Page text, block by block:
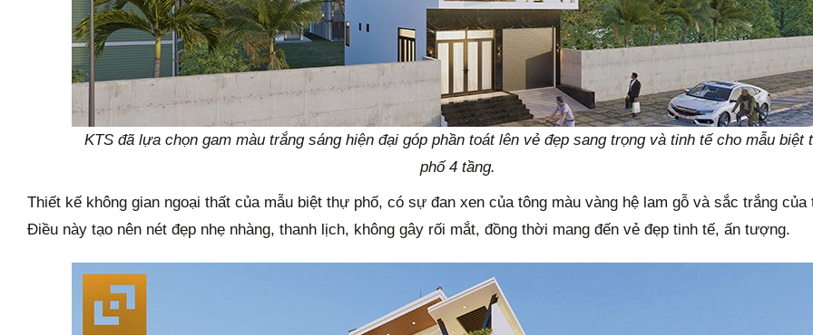
KTS đã lựa chọn gam màu trắng sáng hiện đại góp phần toát lên vẻ đẹp sang trọng và tinh tế cho mẫu biệt
phố 4 tầng.
Thiết kế không gian ngoại thất của mẫu biệt thự phố, có sự đan xen của tông màu vàng hệ lam gỗ và sắc trắng
Điều này tạo nên nét đẹp nhẹ nhàng, thanh lịch, không gây rối mắt, đồng thời mang đến vẻ đẹp tinh tế, ấn tượng.